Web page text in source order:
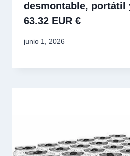
desmontable,
63.32 EUR €
junio 1, 2026